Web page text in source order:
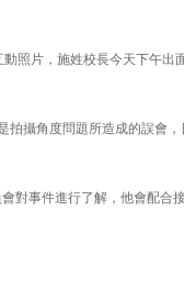
照片，施姓校長今天下午出
拍攝角度問題所造成的誤會，
對事件進行了解，他會配合